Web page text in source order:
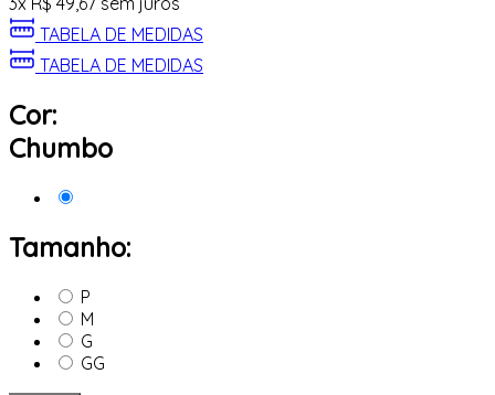
TABELA DE MEDIDAS
TABELA DE MEDIDAS
Cor:
Chumbo
Tamanho:
P
M
G
GG